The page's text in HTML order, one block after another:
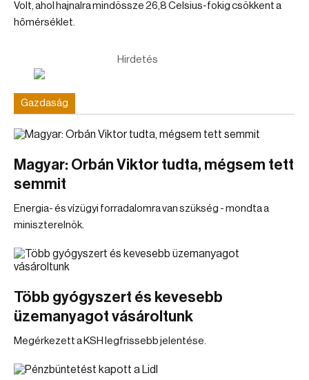
Volt, ahol hajnalra mindössze 26,8 Celsius-fokig csökkent a
hőmérséklet.
Hirdetés
Gazdaság
Magyar: Orbán Viktor tudta, mégsem tett
semmit
Energia- és vízügyi forradalomra van szükség - mondta a
miniszterelnök.
Több gyógyszert és kevesebb
üzemanyagot vásároltunk
Megérkezett a KSH legfrissebb jelentése.